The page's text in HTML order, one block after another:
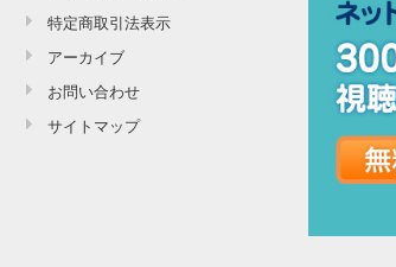
特定商取引法表示
アーカイブ
お問い合わせ
サイトマップ